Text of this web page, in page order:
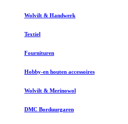
Wolvilt & Handwerk
Textiel
Fournituren
Hobby-en houten accessoires
Wolvilt & Merinowol
DMC Borduurgaren